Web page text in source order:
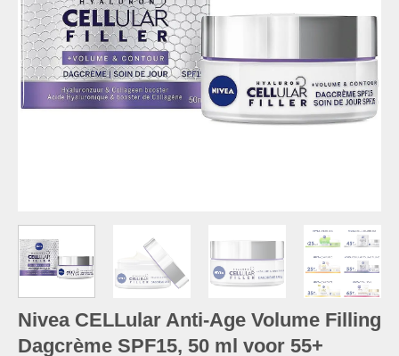
Nivea CELLular Anti-Age Volume Filling
Dagcrème SPF15, 50 ml voor 55+